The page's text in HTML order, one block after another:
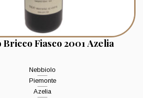
Fiasco 2001 Azelia
Nebbiolo
Piemonte
Azelia